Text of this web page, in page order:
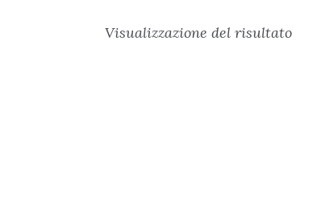
Visualizzazione del risultato